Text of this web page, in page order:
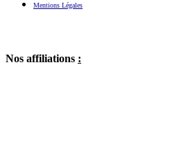
Mentions Légales
Nos affiliations :